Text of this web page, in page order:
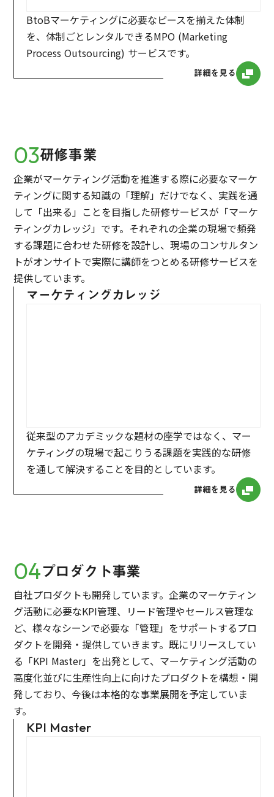
BtoBマーケティングに必要なピースを揃えた体制
を、体制ごとレンタルできるMPO (Marketing
Process Outsourcing) サービスです。
詳細を見る
03研修事業
企業がマーケティング活動を推進する際に必要なマーケ
ティングに関する知識の「理解」だけでなく、実践を通
して「出来る」ことを目指した研修サービスが「マーケ
ティングカレッジ」です。それぞれの企業の現場で頻発
する課題に合わせた研修を設計し、現場のコンサルタン
トがオンサイトで実際に講師をつとめる研修サービスを
提供しています。
マーケティングカレッジ
従来型のアカデミックな題材の座学ではなく、マー
ケティングの現場で起こりうる課題を実践的な研修
を通して解決することを目的としています。
詳細を見る
04プロダクト事業
自社プロダクトも開発しています。企業のマーケティン
グ活動に必要なKPI管理、リード管理やセールス管理な
ど、様々なシーンで必要な「管理」をサポートするプロ
ダクトを開発・提供していきます。既にリリースしてい
る「KPI Master」を出発として、マーケティング活動の
高度化並びに生産性向上に向けたプロダクトを構想・開
発しており、今後は本格的な事業展開を予定していま
す。
KPI Master